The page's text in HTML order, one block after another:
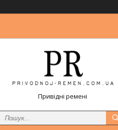
Привідні ремені